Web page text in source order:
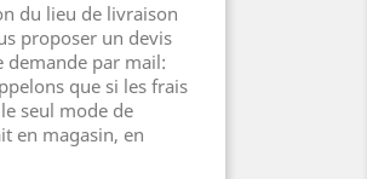
du lieu de livraison
proposer un devis
demande par mail:
que si les frais
seul mode de
en magasin, en